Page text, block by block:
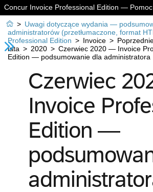
Concur Invoice Professional Edition —
 > Uwagi dotyczące wydania —
administratorów (przetłumaczone, format
Professional Edition > Invoice >
lata > 2020 > Czerwiec 2020 — Invoice
Edition — podsumowanie dla administratora
Czerwiec
Invoice
Edition —